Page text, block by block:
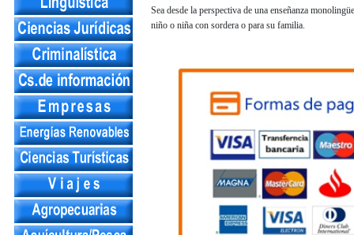
Sea desde la perspectiva de una enseñanza
niño o niña con sordera o para su familia.